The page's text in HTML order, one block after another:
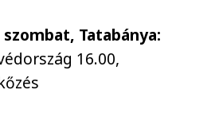
Tatabánya:
16.00,